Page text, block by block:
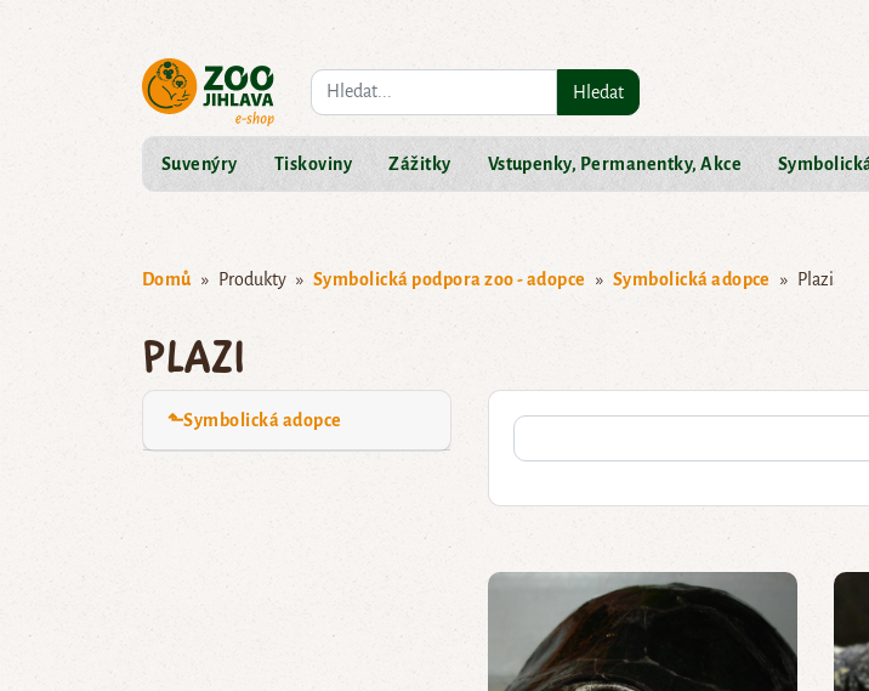
Co hledáte? Hledat
Suvenýry Tiskoviny Zážitky Vstupenky, Permanentky, Akce
Domů Produkty Symbolická podpora zoo - adopce Symbolická adopce Plazi
Plazi
⬑Symbolická adopce